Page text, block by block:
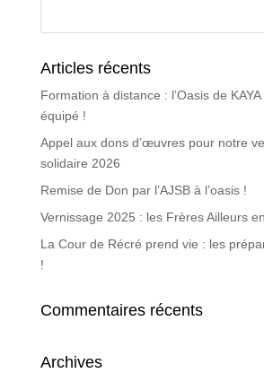
Articles récents
Formation à distance : l’Oasis de
équipé !
Appel aux dons d’œuvres pour notre
solidaire 2026
Remise de Don par l’AJSB à l’oasis !
Vernissage 2025 : les Frères Ailleurs
La Cour de Récré prend vie : les
!
Commentaires récents
Archives